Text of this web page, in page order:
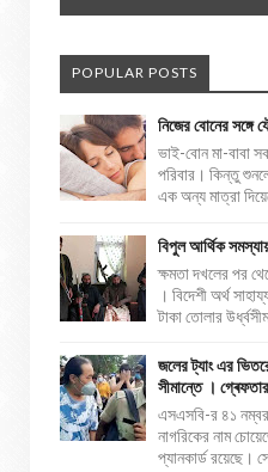
POPULAR POSTS
নিজের বোনের
ভাই-বোন মা-বাবা
পরিবার। কিন্তু
এক অন্য মাত্রা
বিপুল আর্থিক
ক্ষমতা দখলের পর
। বিদেশী অর্থ
টাকা তোলার
জলের ট্যাং এর
সীমান্তে ।
এসএসবি-র ৪১ নম্বর
নাগরিকের নাম
প্যানকার্ড রয়েছে।